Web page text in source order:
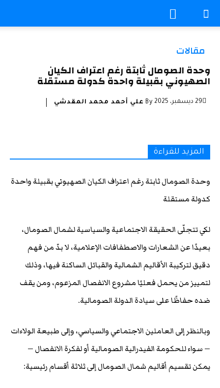
مقالات
وحدة الصومال ثابتة رغم اعتراف الكيان
الصهيوني بقبيلة واحدة كدولة مستقلة
29 ديسمبر، 2025 By علي أحمد محمد المقدشي
المزيد للقراءة
وحدة الصومال ثابتة رغم اعتراف الكيان الصهيوني بقبيلة واحدة
كدولة مستقلة
لكي تتجلّى الحقيقة الاجتماعية والسياسية لشمال الصومال،
بعيدًا عن الشعارات والاصطفافات الإعلامية، لا بدّ من فهم
دقيق لتركيبة الأقاليم الشمالية والقبائل الساكنة فيها، وذلك
لتمييز من يحمل فعليًا مشروع الانفصال المزعوم، ومن يقف
ضده حفاظًا على سيادة الدولة الصومالية.
وبالنظر إلى العاملين الاجتماعي والسياسي، وإلى طبيعة الولاءات
— سواء للحكومة الفيدرالية الصومالية أو لفكرة الانفصال —
يمكن تقسيم أقاليم شمال الصومال إلى ثلاثة أقسام رئيسية: